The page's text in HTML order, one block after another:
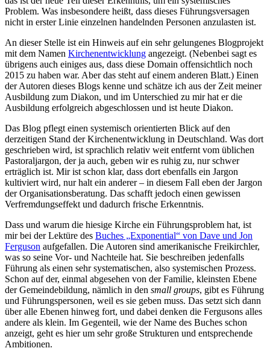
Problem. Was insbesondere heißt, dass dieses Führungsversagen
nicht in erster Linie einzelnen handelnden Personen anzulasten ist.
An dieser Stelle ist ein Hinweis auf ein sehr gelungenes Blogprojekt
mit dem Namen Kirchenentwicklung angezeigt. (Nebenbei sagt es
übrigens auch einiges aus, dass diese Domain offensichtlich noch
2015 zu haben war. Aber das steht auf einem anderen Blatt.) Einen
der Autoren dieses Blogs kenne und schätze ich aus der Zeit meiner
Ausbildung zum Diakon, und im Unterschied zu mir hat er die
Ausbildung erfolgreich abgeschlossen und ist heute Diakon.
Das Blog pflegt einen systemisch orientierten Blick auf den
derzeitigen Stand der Kirchenentwicklung in Deutschland. Was dort
geschrieben wird, ist sprachlich relativ weit entfernt vom üblichen
Pastoraljargon, der ja auch, geben wir es ruhig zu, nur schwer
erträglich ist. Mir ist schon klar, dass dort ebenfalls ein Jargon
kultiviert wird, nur halt ein anderer – in diesem Fall eben der Jargon
der Organisationsberatung. Das schafft jedoch einen gewissen
Verfremdungseffekt und dadurch frische Erkenntnis.
Dass und warum die hiesige Kirche ein Führungsproblem hat, ist
mir bei der Lektüre des Buches „Exponential“ von Dave und Jon
Ferguson aufgefallen. Die Autoren sind amerikanische Freikirchler,
was so seine Vor- und Nachteile hat. Sie beschreiben jedenfalls
Führung als einen sehr systematischen, also systemischen Prozess.
Schon auf der, einmal abgesehen von der Familie, kleinsten Ebene
der Gemeindebildung, nämlich in den small groups, gibt es Führung
und Führungspersonen, weil es sie geben muss. Das setzt sich dann
über alle Ebenen hinweg fort, und dabei denken die Fergusons alles
andere als klein. Im Gegenteil, wie der Name des Buches schon
anzeigt, geht es hier um sehr große Strukturen und entsprechende
Ambitionen.